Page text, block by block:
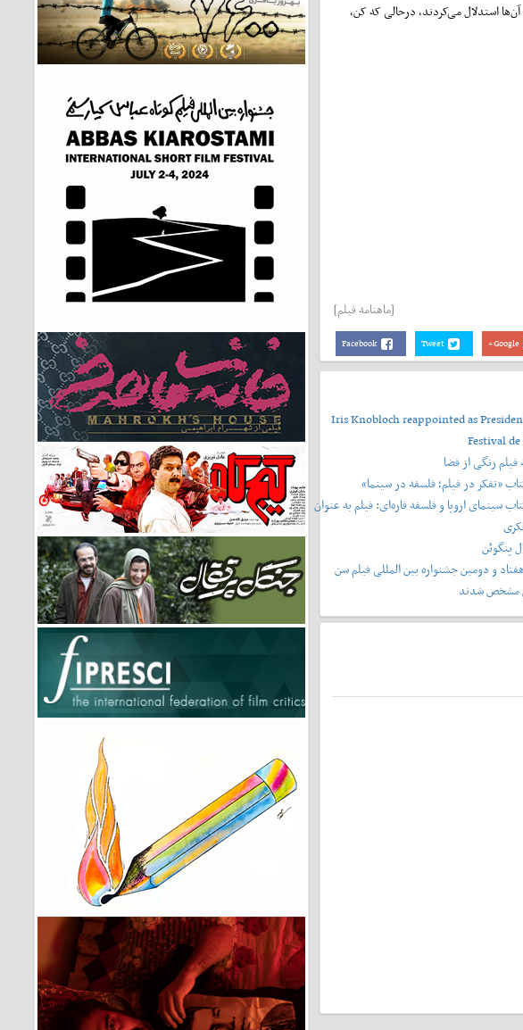
آن‌ها استدلال می‌کردند، درحالی که کن،
[ماهنامه فیلم]
Facebook Tweet Google+
Iris Knobloch reappointed as
Festival
فیلم رنگی از فضا
«تفکر در فیلم؛ فلسفه در سینما»
سینمای اروپا و فلسفه قاره‌ای: فیلم به عنوان
پنگوئن
و دومین جشنواره بین المللی فیلم سن
مشخص شدند